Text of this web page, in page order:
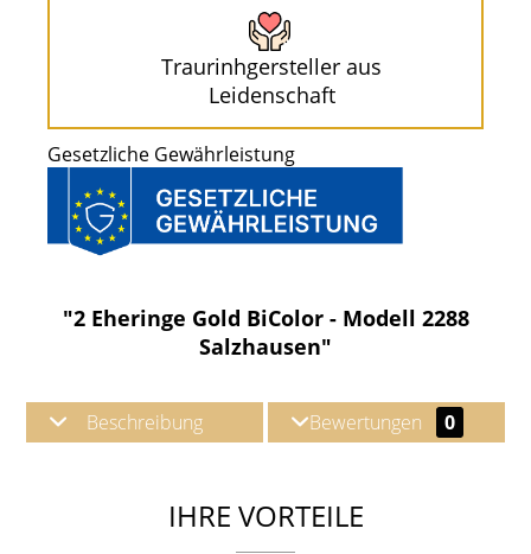
Traurinhgersteller aus
Leidenschaft
Gesetzliche Gewährleistung
"2 Eheringe Gold BiColor - Modell 2288
Salzhausen"
Beschreibung Bewertungen 0
IHRE VORTEILE